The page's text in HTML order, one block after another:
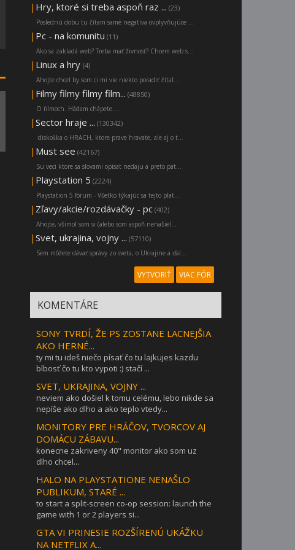
| Hry, ktoré si treba aspoň raz ... (23)
Poslednú dobu tu čítam samé negatíva ovplyvňujúce ...
| Pc - na komunitu (11)
Ako sa zakladá web? Treba mať živnosť? Chcem web s...
| Linux a hry (4)
Ahojte chcel by som ci mi vie niekto poradiť čítal...
| Filmy filmy filmy film... (48850)
O filmoch. Hádam chápete....
| Sector hraje ... (130342)
:diskoška o HRACH, ktore prave hravate, ale aj o t...
| Must see (42167)
Su veci ktore sa slovami opisat nedaju a preto pat...
| Playstation 5 (2224)
Playstation 5 fórum - Všetko týkajúc sa tejto plat...
| Zľavy/akcie/rozdávačky - pc (402)
Ahojte, všimol som si (alebo som aspoň nenašiel...
| Svet, ukrajina, vojny ... (57110)
Sem môžete dávať správy zo sveta, o Ukrajine a ďal...
VYTVORIŤ VIAC FÓR
KOMENTÁRE
SONY TVRDÍ, ŽE PS ZOSTANE LACNEJŠIA
AKO HERNÉ...
ty mi tu ideš niečo písať čo tu lajkujes kazdu
blbosť čo tu kto vypoti :) stačí ...
SVET, UKRAJINA, VOJNY ...
neviem ako došiel k tomu celému, lebo nikde sa
nepíše ako dlho a ako teplo vtedy...
MONITORY PRE HRÁČOV, TVORCOV AJ
DOMÁCU ZÁBAVU...
konecne zakriveny 40" monitor ako som uz
dlho chcel...
HALO NA PLAYSTATIONE NENAŠLO
PUBLIKUM, STARÉ ...
to start a split-screen co-op session: launch the
game with 1 or 2 players si...
GTA VI PRINESIE ROZŠÍRENÚ UKÁŽKU
NA NETFLIX A...